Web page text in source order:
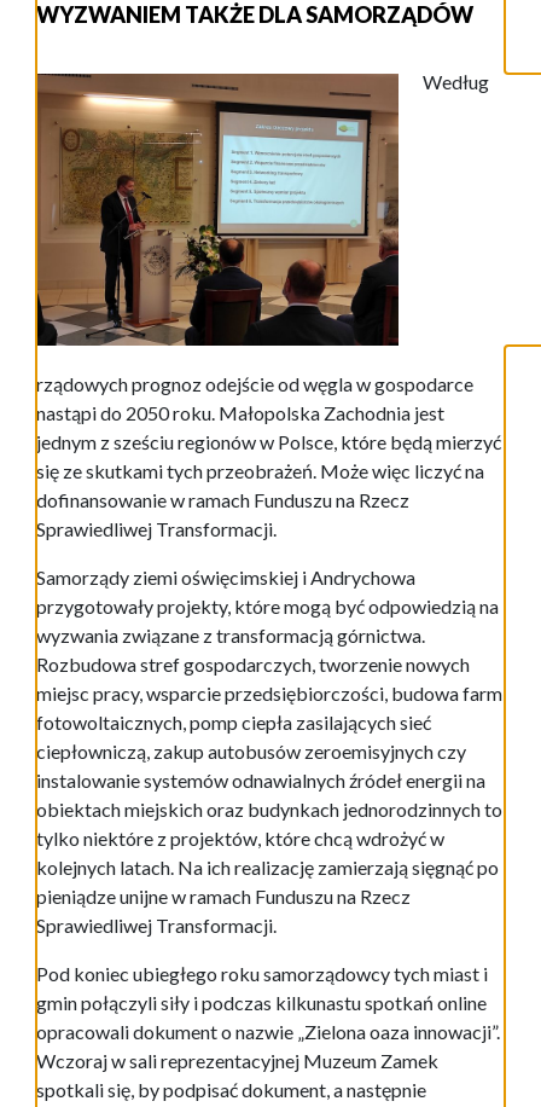
WYZWANIEM TAKŻE DLA SAMORZĄDÓW
Według
rządowych prognoz odejście od węgla w gospodarce
nastąpi do 2050 roku. Małopolska Zachodnia jest
jednym z sześciu regionów w Polsce, które będą mierzyć
się ze skutkami tych przeobrażeń. Może więc liczyć na
dofinansowanie w ramach Funduszu na Rzecz
Sprawiedliwej Transformacji.
Samorządy ziemi oświęcimskiej i Andrychowa
przygotowały projekty, które mogą być odpowiedzią na
wyzwania związane z transformacją górnictwa.
Rozbudowa stref gospodarczych, tworzenie nowych
miejsc pracy, wsparcie przedsiębiorczości, budowa farm
fotowoltaicznych, pomp ciepła zasilających sieć
ciepłowniczą, zakup autobusów zeroemisyjnych czy
instalowanie systemów odnawialnych źródeł energii na
obiektach miejskich oraz budynkach jednorodzinnych to
tylko niektóre z projektów, które chcą wdrożyć w
kolejnych latach. Na ich realizację zamierzają sięgnąć po
pieniądze unijne w ramach Funduszu na Rzecz
Sprawiedliwej Transformacji.
Pod koniec ubiegłego roku samorządowcy tych miast i
gmin połączyli siły i podczas kilkunastu spotkań online
opracowali dokument o nazwie „Zielona oaza innowacji”.
Wczoraj w sali reprezentacyjnej Muzeum Zamek
spotkali się, by podpisać dokument, a następnie